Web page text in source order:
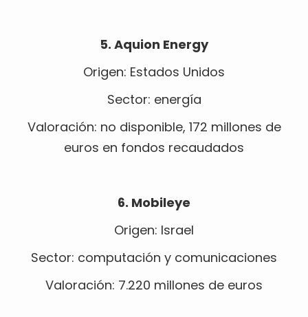
5. Aquion Energy
Origen: Estados Unidos
Sector: energía
Valoración: no disponible, 172 millones de
euros en fondos recaudados
6. Mobileye
Origen: Israel
Sector: computación y comunicaciones
Valoración: 7.220 millones de euros